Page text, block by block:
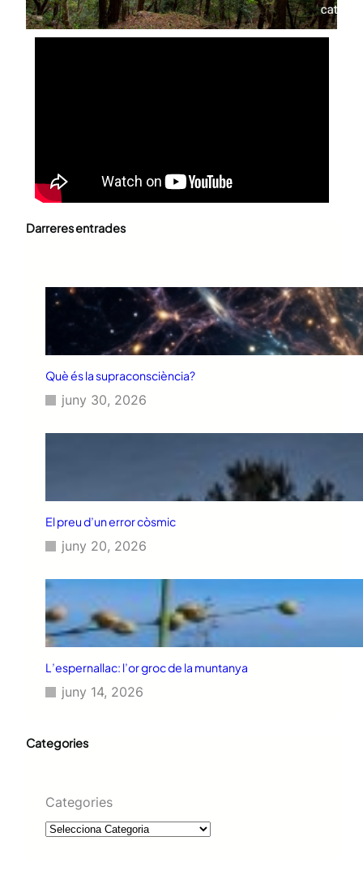
Darreres entrades
Què és la supraconsciència?
juny 30, 2026
El preu d’un error còsmic
juny 20, 2026
L’espernallac: l’or groc de la muntanya
juny 14, 2026
Categories
Categories